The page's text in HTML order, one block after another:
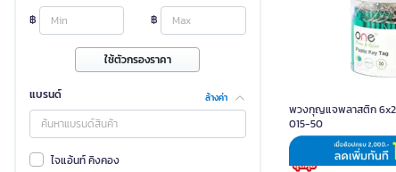
฿
฿
ใช้ตัวกรองราคา
แบรนด์ ล้างค่า
ไจแอ้นท์ คิงคอง
พวงกุญแจพลาสติก 6x2
015-50